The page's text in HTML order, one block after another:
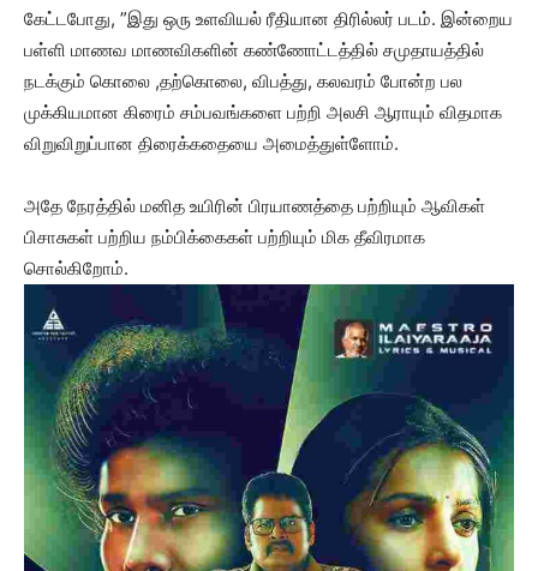
கேட்டபோது, ”இது ஒரு உளவியல் ரீதியான திரில்லர் படம். இன்றைய
பள்ளி மாணவ மாணவிகளின் கண்ணோட்டத்தில் சமுதாயத்தில்
நடக்கும் கொலை ,தற்கொலை, விபத்து, கலவரம் போன்ற பல
முக்கியமான கிரைம் சம்பவங்களை பற்றி அலசி ஆராயும் விதமாக
விறுவிறுப்பான திரைக்கதையை அமைத்துள்ளோம்.
அதே நேரத்தில் மனித உயிரின் பிரயாணத்தை பற்றியும் ஆவிகள்
பிசாசுகள் பற்றிய நம்பிக்கைகள் பற்றியும் மிக தீவிரமாக
சொல்கிறோம்.